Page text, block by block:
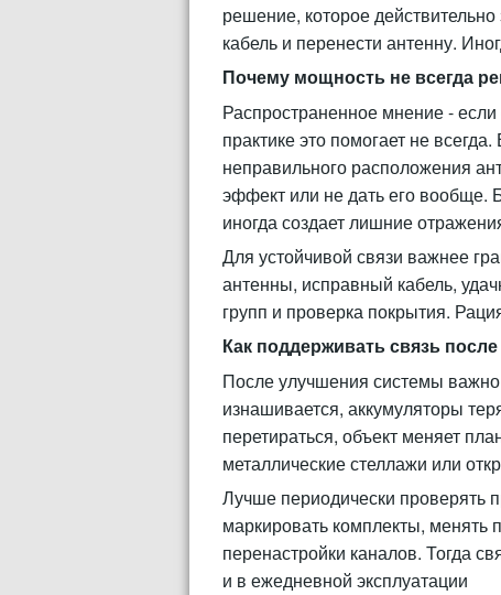
решение, которое
кабель и перенести антенну.
Почему мощность не всегда
Распространенное мнение -
практике это помогает не
неправильного расположения
эффект или не дать его вообще.
иногда создает лишние
Для устойчивой связи важнее
антенны, исправный кабель,
групп и проверка покрытия.
Как поддерживать связь
После улучшения системы
изнашивается, аккумуляторы
перетираться, объект меняет
металлические стеллажи или
Лучше периодически проверять
маркировать комплекты, менять
перенастройки каналов. Тогда
и в ежедневной эксплуатации